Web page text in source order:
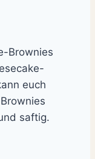
Brownies
euch
saftig.